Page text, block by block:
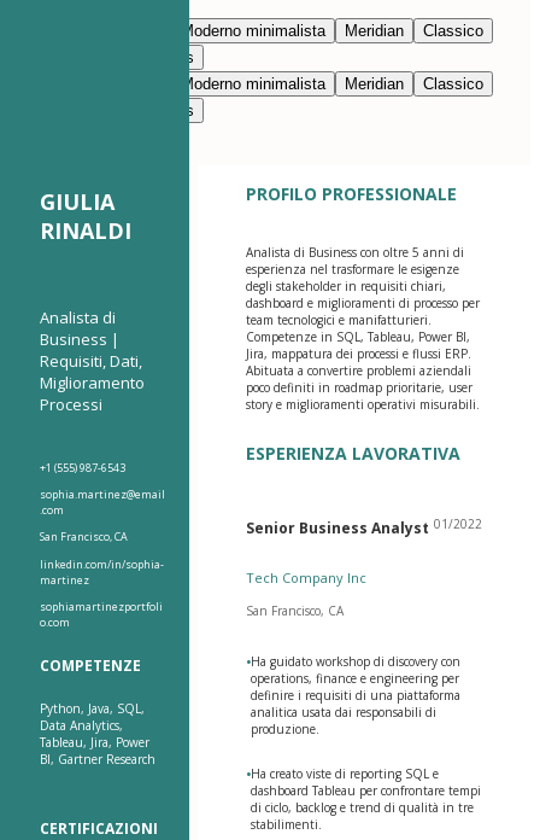
Moderno minimalista Meridian
Classico
Nimbus
Moderno minimalista Meridian
Classico
Nimbus
GIULIA
RINALDI
Analista di
Business |
Requisiti, Dati,
Miglioramento
Processi
+1 (555) 987-6543
sophia.martinez@email
.com
San Francisco, CA
linkedin.com/in/sophia-
martinez
sophiamartinezportfoli
o.com
COMPETENZE
Python, Java, SQL,
Data Analytics,
Tableau, Jira, Power
BI, Gartner Research
CERTIFICAZIONI
PROFILO PROFESSIONALE
Analista di Business con oltre 5 anni di
esperienza nel trasformare le esigenze
degli stakeholder in requisiti chiari,
dashboard e miglioramenti di processo per
team tecnologici e manifatturieri.
Competenze in SQL, Tableau, Power BI,
Jira, mappatura dei processi e flussi ERP.
Abituata a convertire problemi aziendali
poco definiti in roadmap prioritarie, user
story e miglioramenti operativi misurabili.
ESPERIENZA LAVORATIVA
Senior Business Analyst 01/2022
Tech Company Inc
San Francisco, CA
•Ha guidato workshop di discovery con
operations, finance e engineering per
definire i requisiti di una piattaforma
analitica usata dai responsabili di
produzione.
•Ha creato viste di reporting SQL e
dashboard Tableau per confrontare tempi
di ciclo, backlog e trend di qualità in tre
stabilimenti.